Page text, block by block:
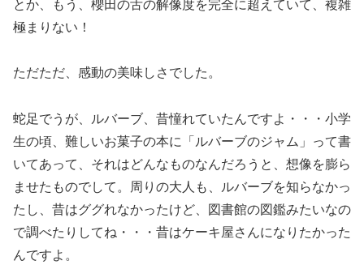
とか、もう、櫻田の舌の解像度を完全に超えていて、複雑
極まりない！
ただただ、感動の美味しさでした。
蛇足でうが、ルバーブ、昔憧れていたんですよ・・・小学
生の頃、難しいお菓子の本に「ルバーブのジャム」って書
いてあって、それはどんなものなんだろうと、想像を膨ら
ませたものでして。周りの大人も、ルバーブを知らなかっ
たし、昔はググれなかったけど、図書館の図鑑みたいなの
で調べたりしてね・・・昔はケーキ屋さんになりたかった
んですよ。